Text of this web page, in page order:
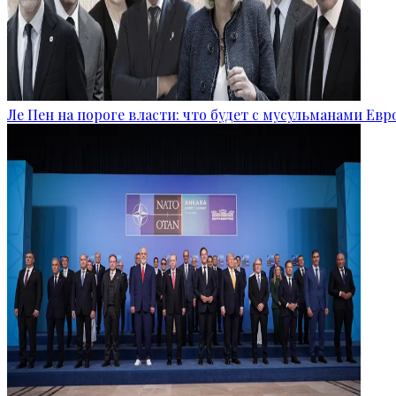
Ле Пен на пороге власти: что будет с мусульманами